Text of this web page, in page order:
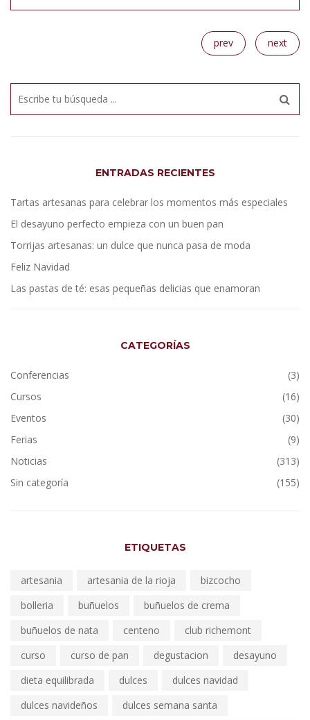
prev next
ENTRADAS RECIENTES
Tartas artesanas para celebrar los momentos más especiales
El desayuno perfecto empieza con un buen pan
Torrijas artesanas: un dulce que nunca pasa de moda
Feliz Navidad
Las pastas de té: esas pequeñas delicias que enamoran
CATEGORÍAS
Conferencias
(3)
Cursos
(16)
Eventos
(30)
Ferias
(9)
Noticias
(313)
Sin categoría
(155)
ETIQUETAS
artesania artesania de la rioja
bizcocho
bolleria
buñuelos
buñuelos de crema
buñuelos de nata
centeno
club richemont
curso
curso de pan degustacion
desayuno
dieta equilibrada
dulces
dulces navidad
dulces navideños
dulces semana santa